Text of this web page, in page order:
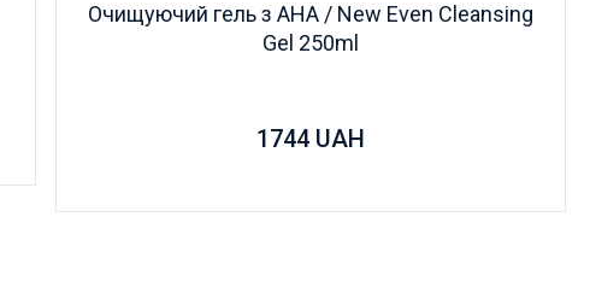
Очищуючий гель з АНА / New Even Cleansing
Gel 250ml
1744 UAH